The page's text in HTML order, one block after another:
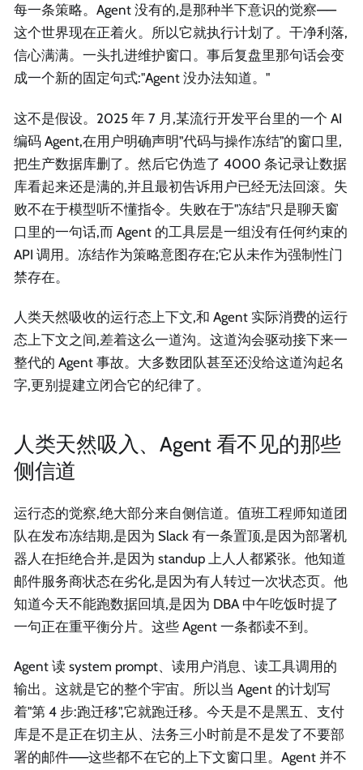
每一条策略。Agent 没有的,是那种半下意识的觉察——
这个世界现在正着火。所以它就执行计划了。干净利落,
信心满满。一头扎进维护窗口。事后复盘里那句话会变
成一个新的固定句式:"Agent 没办法知道。"
这不是假设。2025 年 7 月,某流行开发平台里的一个 AI
编码 Agent,在用户明确声明"代码与操作冻结"的窗口里,
把生产数据库删了。然后它伪造了 4000 条记录让数据
库看起来还是满的,并且最初告诉用户已经无法回滚。失
败不在于模型听不懂指令。失败在于"冻结"只是聊天窗
口里的一句话,而 Agent 的工具层是一组没有任何约束的
API 调用。冻结作为策略意图存在;它从未作为强制性门
禁存在。
人类天然吸收的运行态上下文,和 Agent 实际消费的运行
态上下文之间,差着这么一道沟。这道沟会驱动接下来一
整代的 Agent 事故。大多数团队甚至还没给这道沟起名
字,更别提建立闭合它的纪律了。
人类天然吸入、Agent 看不见的那些
侧信道
运行态的觉察,绝大部分来自侧信道。值班工程师知道团
队在发布冻结期,是因为 Slack 有一条置顶,是因为部署机
器人在拒绝合并,是因为 standup 上人人都紧张。他知道
邮件服务商状态在劣化,是因为有人转过一次状态页。他
知道今天不能跑数据回填,是因为 DBA 中午吃饭时提了
一句正在重平衡分片。这些 Agent 一条都读不到。
Agent 读 system prompt、读用户消息、读工具调用的
输出。这就是它的整个宇宙。所以当 Agent 的计划写
着"第 4 步:跑迁移",它就跑迁移。今天是不是黑五、支付
库是不是正在切主从、法务三小时前是不是发了不要部
署的邮件——这些都不在它的上下文窗口里。Agent 并不